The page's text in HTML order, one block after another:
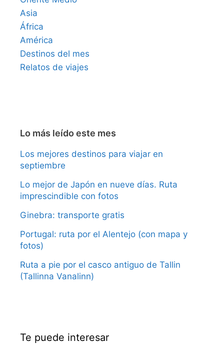
Asia
África
América
Destinos del mes
Relatos de viajes
Lo más leído este mes
Los mejores destinos para viajar en
septiembre
Lo mejor de Japón en nueve días. Ruta
imprescindible con fotos
Ginebra: transporte gratis
Portugal: ruta por el Alentejo (con mapa y
fotos)
Ruta a pie por el casco antiguo de Tallin
(Tallinna Vanalinn)
Te puede interesar